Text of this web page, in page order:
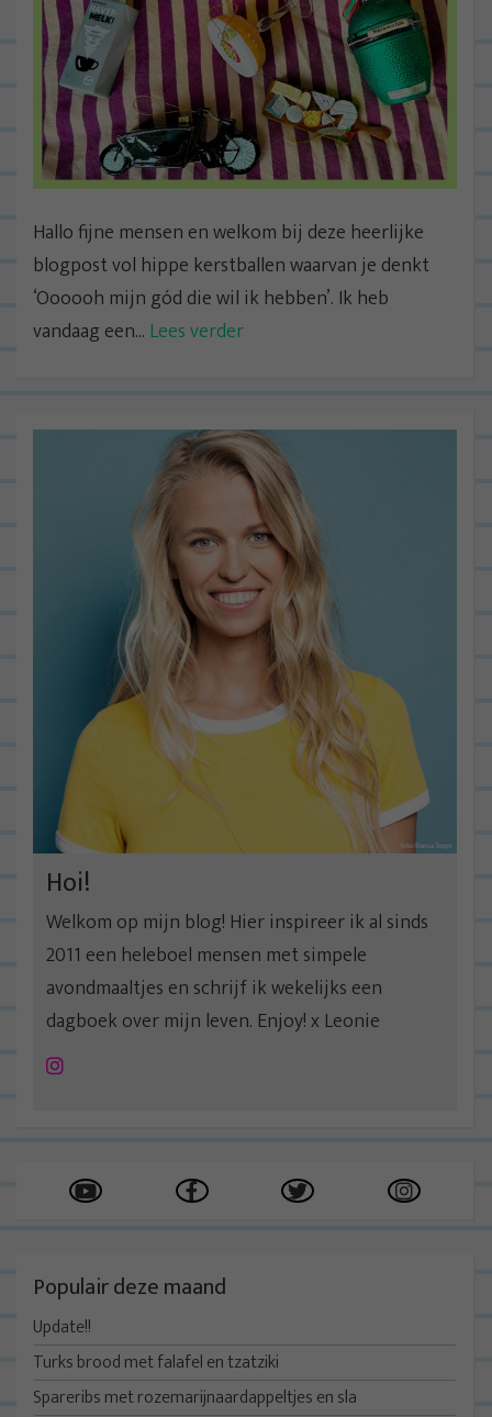
Hallo fijne mensen en welkom bij deze heerlijke
blogpost vol hippe kerstballen waarvan je denkt
‘Oooooh mijn gód die wil ik hebben’. Ik heb
vandaag een... Lees verder
Hoi!
Welkom op mijn blog! Hier inspireer ik al sinds
2011 een heleboel mensen met simpele
avondmaaltjes en schrijf ik wekelijks een
dagboek over mijn leven. Enjoy! x Leonie
Instagram
Populair deze maand
Update!!
Turks brood met falafel en tzatziki
Spareribs met rozemarijnaardappeltjes en sla